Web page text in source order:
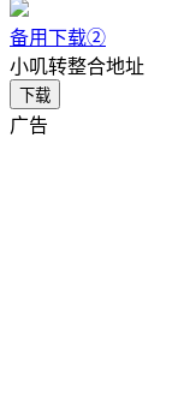
备用下载②
小叽转整合地址
下载
广告